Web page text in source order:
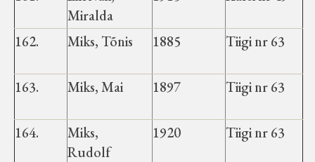
Miralda
162. Miks, Tõnis 1885 Tiigi nr 63
163. Miks, Mai 1897 Tiigi nr 63
164.
Miks,
Rudolf
1920 Tiigi nr 63